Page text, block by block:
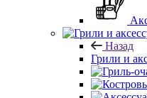
Назад
Грили и